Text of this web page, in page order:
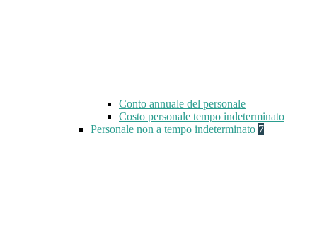
Conto annuale del personale
Costo personale tempo indeterminato
Personale non a tempo indeterminato 7